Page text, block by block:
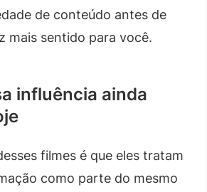
de conteúdo antes de
mais sentido para você.
influência ainda
filmes é que eles tratam
como parte do mesmo